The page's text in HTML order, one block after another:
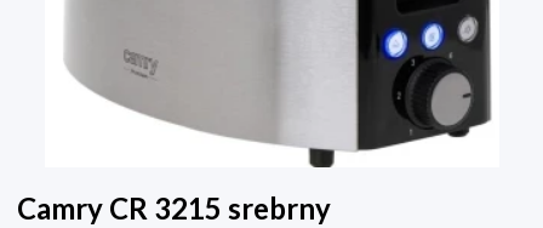
Camry CR 3215 srebrny